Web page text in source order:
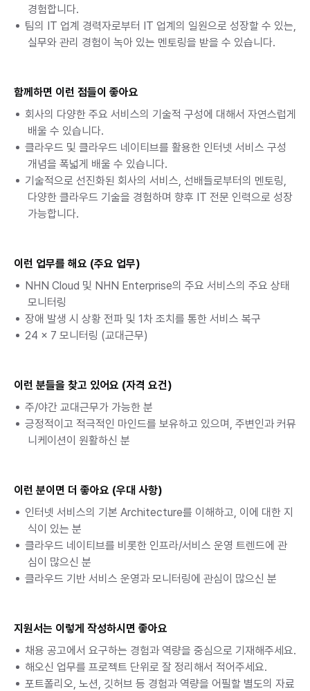
경험합니다.
팀의 IT 업계 경력자로부터 IT 업계의 일원으로 성장할 수 있는,
실무와 관리 경험이 녹아 있는 멘토링을 받을 수 있습니다.
함께하면 이런 점들이 좋아요
회사의 다양한 주요 서비스의 기술적 구성에 대해서 자연스럽게
배울 수 있습니다.
클라우드 및 클라우드 네이티브를 활용한 인터넷 서비스 구성
개념을 폭넓게 배울 수 있습니다.
기술적으로 선진화된 회사의 서비스, 선배들로부터의 멘토링,
다양한 클라우드 기술을 경험하며 향후 IT 전문 인력으로 성장
가능합니다.
이런 업무를 해요 (주요 업무)
NHN Cloud 및 NHN Enterprise의 주요 서비스의 주요 상태
모니터링
장애 발생 시 상황 전파 및 1차 조치를 통한 서비스 복구
24 x 7 모니터링 (교대근무)
이런 분들을 찾고 있어요 (자격 요건)
주/야간 교대근무가 가능한 분
긍정적이고 적극적인 마인드를 보유하고 있으며, 주변인과 커뮤
니케이션이 원활하신 분
이런 분이면 더 좋아요 (우대 사항)
인터넷 서비스의 기본 Architecture를 이해하고, 이에 대한 지
식이 있는 분
클라우드 네이티브를 비롯한 인프라/서비스 운영 트렌드에 관
심이 많으신 분
클라우드 기반 서비스 운영과 모니터링에 관심이 많으신 분
지원서는 이렇게 작성하시면 좋아요
채용 공고에서 요구하는 경험과 역량을 중심으로 기재해주세요.
해오신 업무를 프로젝트 단위로 잘 정리해서 적어주세요.
포트폴리오, 노션, 깃허브 등 경험과 역량을 어필할 별도의 자료